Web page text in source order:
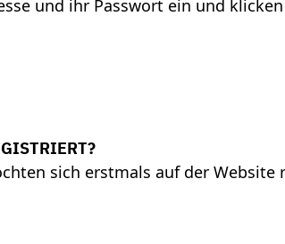
und ihr Passwort ein und
sich erstmals auf der Website